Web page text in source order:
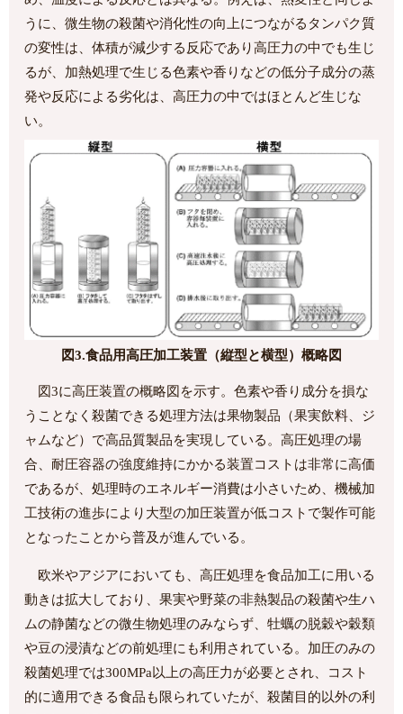
うに、微生物の殺菌や消化性の向上につながるタンパク質
の変性は、体積が減少する反応であり高圧力の中でも生じ
るが、加熱処理で生じる色素や香りなどの低分子成分の蒸
発や反応による劣化は、高圧力の中ではほとんど生じな
い。
図3.食品用高圧加工装置（縦型と横型）概略図
図3に高圧装置の概略図を示す。色素や香り成分を損な
うことなく殺菌できる処理方法は果物製品（果実飲料、ジ
ャムなど）で高品質製品を実現している。高圧処理の場
合、耐圧容器の強度維持にかかる装置コストは非常に高価
であるが、処理時のエネルギー消費は小さいため、機械加
工技術の進歩により大型の加圧装置が低コストで製作可能
となったことから普及が進んでいる。
欧米やアジアにおいても、高圧処理を食品加工に用いる
動きは拡大しており、果実や野菜の非熱製品の殺菌や生ハ
ムの静菌などの微生物処理のみならず、牡蠣の脱穀や穀類
や豆の浸漬などの前処理にも利用されている。加圧のみの
殺菌処理では300MPa以上の高圧力が必要とされ、コスト
的に適用できる食品も限られていたが、殺菌目的以外の利